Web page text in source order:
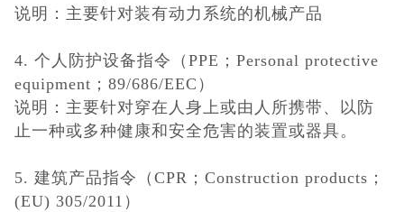
说明：主要针对装有动力系统的机械产品
4. 个人防护设备指令（PPE；Personal protective
equipment；89/686/EEC）
说明：主要针对穿在人身上或由人所携带、以防
止一种或多种健康和安全危害的装置或器具。
5. 建筑产品指令（CPR；Construction products；
(EU) 305/2011）